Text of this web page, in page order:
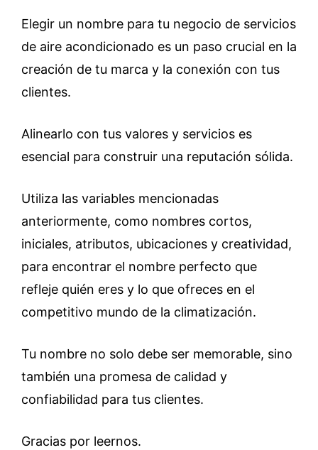
Elegir un nombre para tu negocio de servicios
de aire acondicionado es un paso crucial en la
creación de tu marca y la conexión con tus
clientes.
Alinearlo con tus valores y servicios es
esencial para construir una reputación sólida.
Utiliza las variables mencionadas
anteriormente, como nombres cortos,
iniciales, atributos, ubicaciones y creatividad,
para encontrar el nombre perfecto que
refleje quién eres y lo que ofreces en el
competitivo mundo de la climatización.
Tu nombre no solo debe ser memorable, sino
también una promesa de calidad y
confiabilidad para tus clientes.
Gracias por leernos.